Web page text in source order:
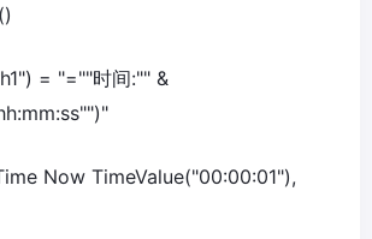
= "=""时间:"" &
Now TimeValue("00:00:01"),